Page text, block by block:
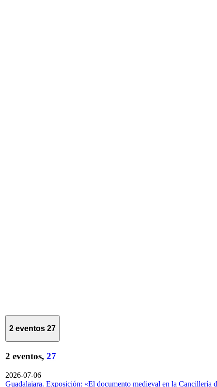
2 eventos 27
2 eventos, 27
2026-07-06
Guadalajara. Exposición: «El documento medieval en la Cancillería